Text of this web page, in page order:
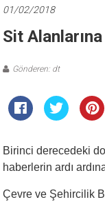
01/02/2018
Sit
Gönderen: dt
Birinci derecedeki
haberlerin ardı
Çevre ve Şehircilik